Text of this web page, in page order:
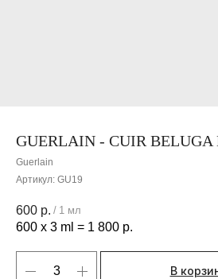
GUERLAIN - CUIR BELUGA
Guerlain
Артикул: GU19
600 р. / 1 мл
600 x 3 ml = 1 800 р.
В